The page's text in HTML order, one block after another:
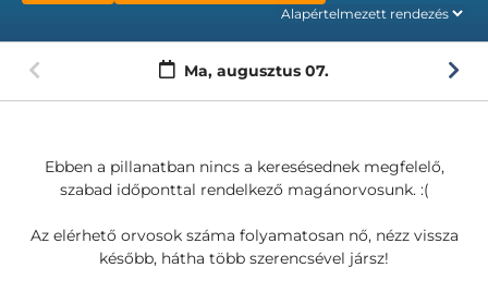
Ma, augusztus 07.
Ebben a pillanatban nincs a keresésednek megfelelő,
szabad időponttal rendelkező magánorvosunk. :(
Az elérhető orvosok száma folyamatosan nő, nézz vissza
később, hátha több szerencsével jársz!